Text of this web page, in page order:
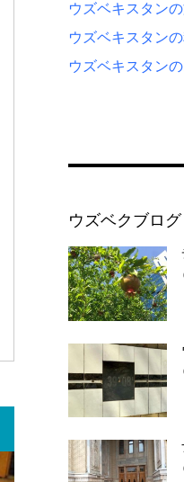
ウズベキスタン
ウズベキスタン
ウズベキスタン
ウズベクブログ